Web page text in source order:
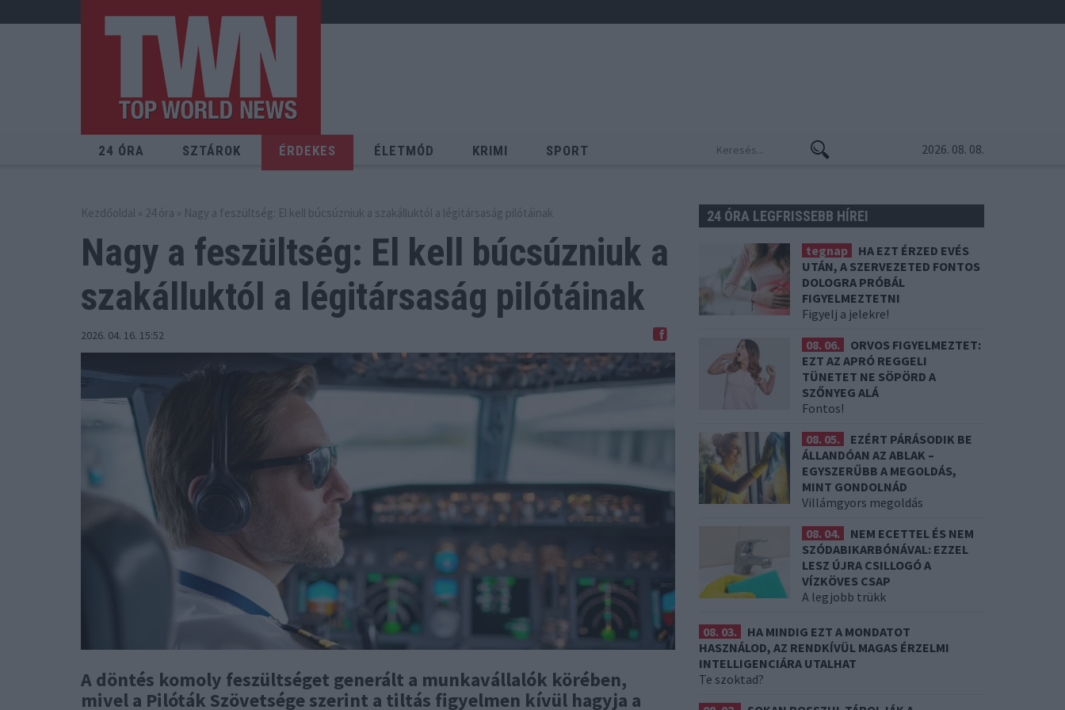
24 ÓRA SZTÁROK ÉRDEKES ÉLETMÓD KRIMI SPORT 2026. 08. 08.
Kezdőoldal » 24 óra » Nagy a feszültség: El kell búcsúzniuk a szakálluktól a légitársaság pilótáinak
Nagy a feszültség: El kell búcsúzniuk a
szakálluktól a légitársaság pilótáinak
2026. 04. 16. 15:52
A döntés komoly feszültséget generált a munkavállalók körében,
mivel a Pilóták Szövetsége szerint a tiltás figyelmen kívül hagyja a
24 ÓRA LEGFRISSEBB HÍREI
tegnap
HA EZT ÉRZED EVÉS
UTÁN, A SZERVEZETED FONTOS
DOLOGRA PRÓBÁL
FIGYELMEZTETNI
Figyelj a jelekre!
08. 06.
ORVOS FIGYELMEZTET:
EZT AZ APRÓ REGGELI
TÜNETET NE SÖPÖRD A
SZŐNYEG ALÁ
Fontos!
08. 05.
EZÉRT PÁRÁSODIK BE
ÁLLANDÓAN AZ ABLAK –
EGYSZERŰBB A MEGOLDÁS,
MINT GONDOLNÁD
Villámgyors megoldás
08. 04.
NEM ECETTEL ÉS NEM
SZÓDABIKARBÓNÁVAL: EZZEL
LESZ ÚJRA CSILLOGÓ A
VÍZKÖVES CSAP
A legjobb trükk
08. 03.
HA MINDIG EZT A MONDATOT
HASZNÁLOD, AZ RENDKÍVÜL MAGAS ÉRZELMI
INTELLIGENCIÁRA UTALHAT
Te szoktad?